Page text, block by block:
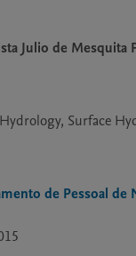
Julio de
Surface
de Pessoal de